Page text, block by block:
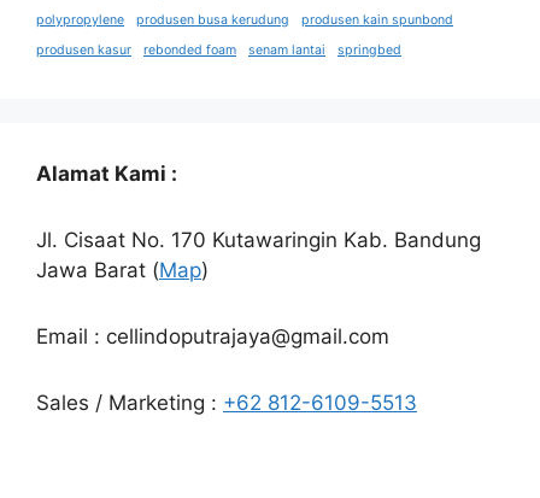
polypropylene
produsen busa kerudung
produsen kain spunbond
produsen kasur
rebonded foam senam lantai springbed
Alamat Kami :
Jl. Cisaat No. 170 Kutawaringin Kab. Bandung
Jawa Barat (Map)
Email : cellindoputrajaya@gmail.com
Sales / Marketing : +62 812-6109-5513